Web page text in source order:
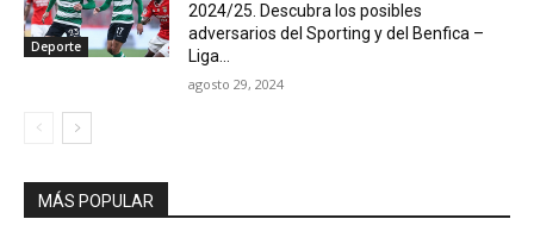
Deporte
2024/25. Descubra los posibles
adversarios del Sporting y del Benfica –
Liga...
agosto 29, 2024
MÁS POPULAR